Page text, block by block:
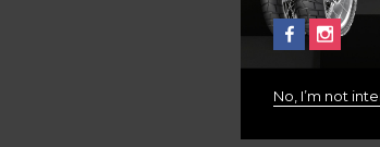
No, I’m not